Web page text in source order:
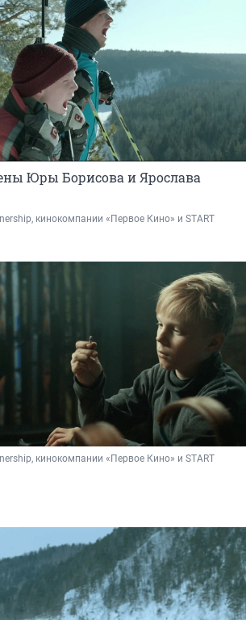
Юры Борисова и Ярослава
кинокомпании «Первое Кино» и START
кинокомпании «Первое Кино» и START